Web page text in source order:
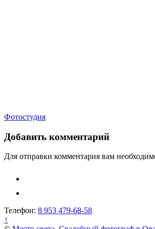
Навигация
по
записям
Фотостудия
Добавить комментарий
Для отправки комментария вам
Телефон: 8 953 479-68-58
↑